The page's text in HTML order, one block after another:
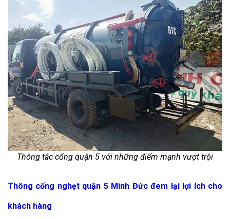
Thông tắc cống quận 5 với những điểm mạnh vượt trội
Thông cống nghẹt quận 5 Minh Đức đem lại lợi ích cho
khách hàng